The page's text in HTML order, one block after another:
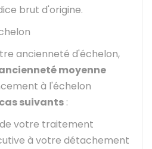
brut d'origine.
ancienneté d'échelon,
moyenne
à l'échelon
suivants :
votre traitement
à votre détachement